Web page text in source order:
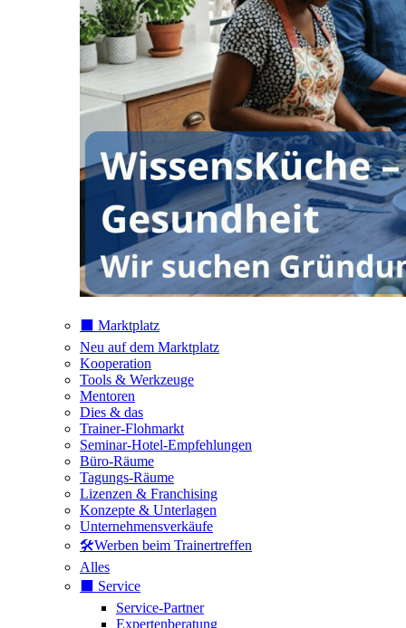
⬛️ Marktplatz
Neu auf dem Marktplatz
Kooperation
Tools & Werkzeuge
Mentoren
Dies & das
Trainer-Flohmarkt
Seminar-Hotel-Empfehlungen
Büro-Räume
Tagungs-Räume
Lizenzen & Franchising
Konzepte & Unterlagen
Unternehmensverkäufe
🛠️Werben beim Trainertreffen
Alles
⬛️ Service
Service-Partner
Expertenberatung